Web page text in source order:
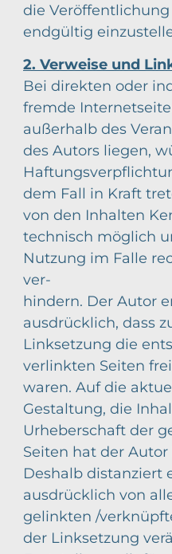
die
endgültig
2. Verweise und
Bei direkten oder
fremde
außerhalb des
des Autors liegen,
dem Fall in Kraft
von den Inhalten
technisch möglich
Nutzung im Falle
ver-
hindern. Der Autor
ausdrücklich, dass
Linksetzung die
verlinkten Seiten
waren. Auf die
Gestaltung, die
Urheberschaft der
Seiten hat der
Deshalb distanziert
ausdrücklich von
gelinkten /
der Linksetzung